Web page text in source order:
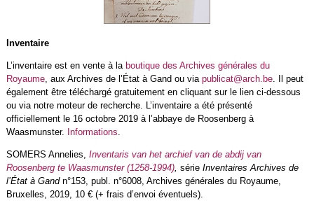
Inventaire
L’inventaire est en vente à la boutique des Archives générales du
Royaume, aux Archives de l’État à Gand ou via publicat@arch.be. Il peut
également être téléchargé gratuitement en cliquant sur le lien ci-dessous
ou via notre moteur de recherche. L’inventaire a été présenté
officiellement le 16 octobre 2019 à l’abbaye de Roosenberg à
Waasmunster.
Informations
SOMERS Annelies, Inventaris van het archief van de abdij van
Roosenberg te Waasmunster (1258-1994), série Inventaires Archives de
l’État à Gand n°153, publ. n°6008, Archives générales du Royaume,
Bruxelles, 2019, 10 € (+ frais d’envoi éventuels).